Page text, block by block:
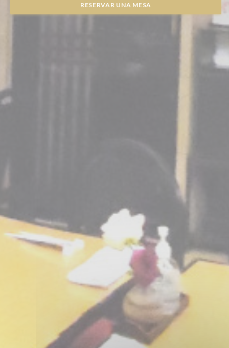
RESERVAR UNA MESA